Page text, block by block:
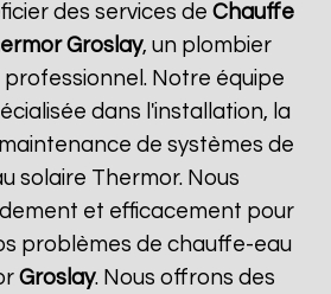
des services de Chauffe
Groslay, un plombier
Notre équipe
dans l'installation, la
de systèmes de
solaire Thermor. Nous
et efficacement pour
problèmes de chauffe-eau
Groslay. Nous offrons des